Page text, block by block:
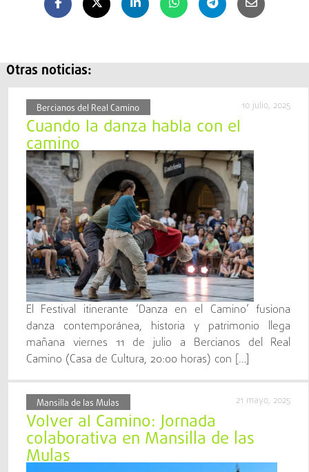
Otras noticias:
Bercianos del Real Camino 10 julio, 2025
Cuando la danza habla con el
camino
El Festival itinerante ‘Danza en el Camino’ fusiona
danza contemporánea, historia y patrimonio llega
mañana viernes 11 de julio a Bercianos del Real
Camino (Casa de Cultura, 20:00 horas) con […]
Mansilla de las Mulas 21 mayo, 2025
Volver al Camino: Jornada
colaborativa en Mansilla de las
Mulas